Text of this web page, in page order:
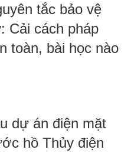
tắc bảo vệ
Cải cách pháp
toàn, bài học nào
dự án điện mặt
hồ Thủy điện